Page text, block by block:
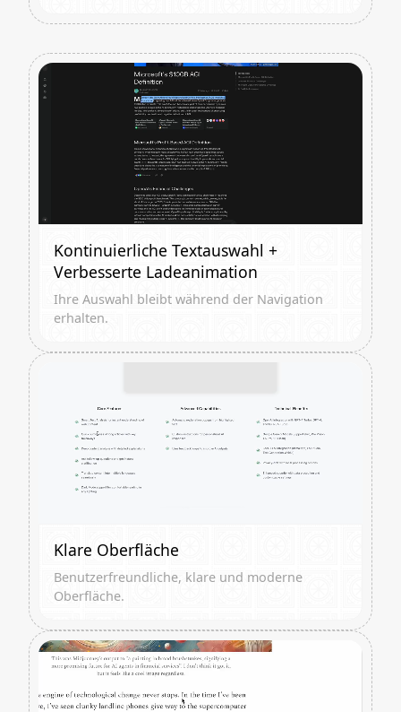
Kontinuierliche Textauswahl +
Verbesserte Ladeanimation
Ihre Auswahl bleibt während der Navigation
erhalten.
Klare Oberfläche
Benutzerfreundliche, klare und moderne
Oberfläche.